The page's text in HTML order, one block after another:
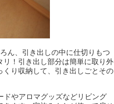
ん、引き出しの中に仕切りもつ
！引き出し部分は簡単に取り外
り収納して、引き出しごとその
ドやアロマグッズなどリビング